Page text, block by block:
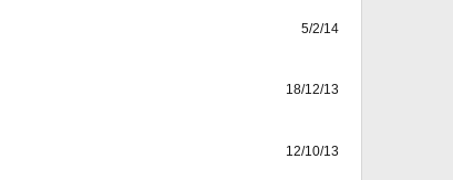
5/2/14
18/12/13
12/10/13